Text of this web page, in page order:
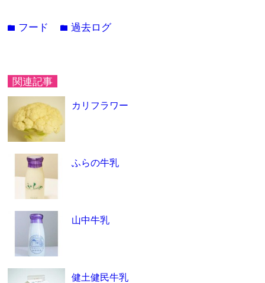
folder フード folder過去ログ
関連記事
カリフラワー
ふらの牛乳
山中牛乳
健土健民牛乳